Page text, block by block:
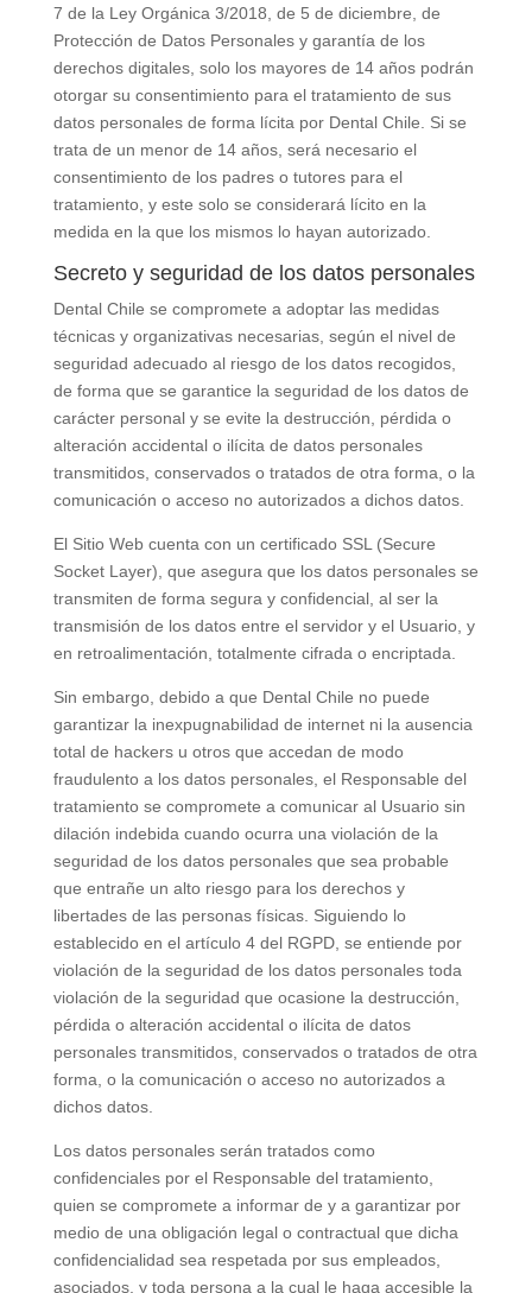
7 de la Ley Orgánica 3/2018, de 5 de diciembre, de
Protección de Datos Personales y garantía de los
derechos digitales, solo los mayores de 14 años podrán
otorgar su consentimiento para el tratamiento de sus
datos personales de forma lícita por Dental Chile . Si se
trata de un menor de 14 años, será necesario el
consentimiento de los padres o tutores para el
tratamiento, y este solo se considerará lícito en la
medida en la que los mismos lo hayan autorizado.
Secreto y seguridad de los datos personales
Dental Chile se compromete a adoptar las medidas
técnicas y organizativas necesarias, según el nivel de
seguridad adecuado al riesgo de los datos recogidos,
de forma que se garantice la seguridad de los datos de
carácter personal y se evite la destrucción, pérdida o
alteración accidental o ilícita de datos personales
transmitidos, conservados o tratados de otra forma, o la
comunicación o acceso no autorizados a dichos datos.
El Sitio Web cuenta con un certificado SSL (Secure
Socket Layer), que asegura que los datos personales se
transmiten de forma segura y confidencial, al ser la
transmisión de los datos entre el servidor y el Usuario, y
en retroalimentación, totalmente cifrada o encriptada.
Sin embargo, debido a que Dental Chile no puede
garantizar la inexpugnabilidad de internet ni la ausencia
total de hackers u otros que accedan de modo
fraudulento a los datos personales, el Responsable del
tratamiento se compromete a comunicar al Usuario sin
dilación indebida cuando ocurra una violación de la
seguridad de los datos personales que sea probable
que entrañe un alto riesgo para los derechos y
libertades de las personas físicas. Siguiendo lo
establecido en el artículo 4 del RGPD, se entiende por
violación de la seguridad de los datos personales toda
violación de la seguridad que ocasione la destrucción,
pérdida o alteración accidental o ilícita de datos
personales transmitidos, conservados o tratados de otra
forma, o la comunicación o acceso no autorizados a
dichos datos.
Los datos personales serán tratados como
confidenciales por el Responsable del tratamiento,
quien se compromete a informar de y a garantizar por
medio de una obligación legal o contractual que dicha
confidencialidad sea respetada por sus empleados,
asociados, y toda persona a la cual le haga accesible la